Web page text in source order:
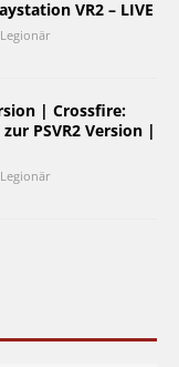
VR2 – LIVE
| Crossfire:
PSVR2 Version |